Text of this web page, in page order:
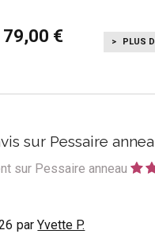
79,00 PLUS
sur Pessaire
sur Pessaire anneau
parYvette P.